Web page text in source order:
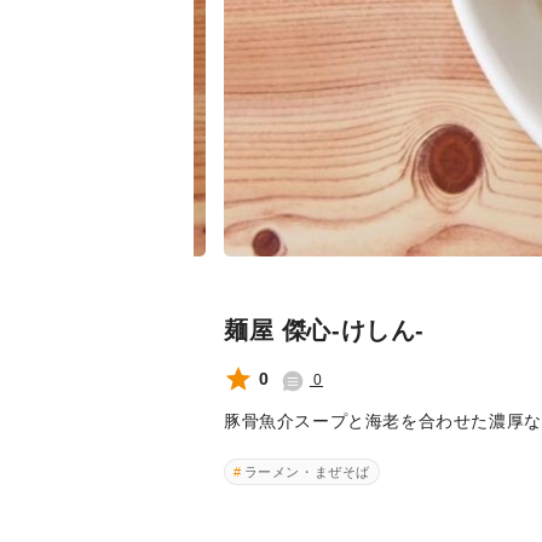
麺屋 傑心-けしん-
0 0
豚骨魚介スープと海老を合わせた濃厚
ラーメン・まぜそば